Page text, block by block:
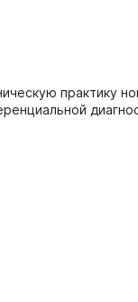
практику